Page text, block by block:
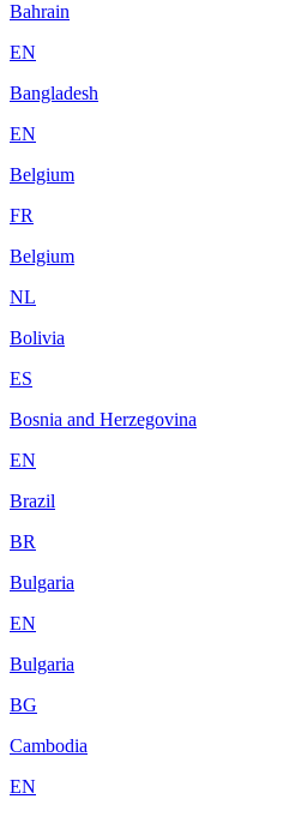
Bahrain
EN
Bangladesh
EN
Belgium
FR
Belgium
NL
Bolivia
ES
Bosnia and Herzegovina
EN
Brazil
BR
Bulgaria
EN
Bulgaria
BG
Cambodia
EN